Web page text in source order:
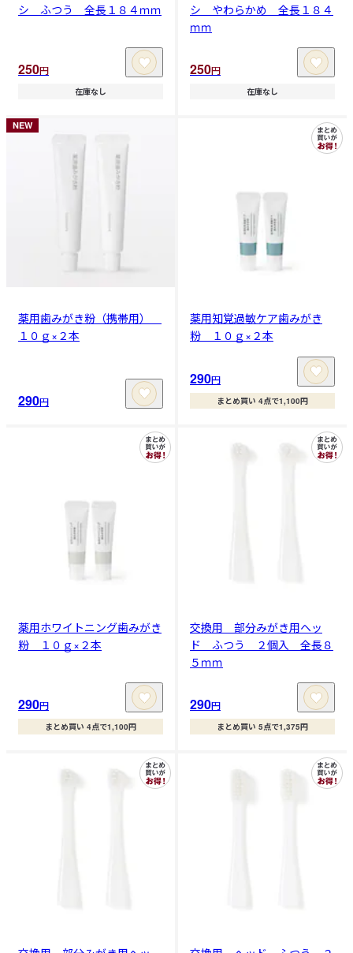
シ ふつう 全長１８４ｍｍ
250円
在庫なし
シ やわらかめ 全長１８４
ｍｍ
250円
在庫なし
NEW
薬用歯みがき粉（携帯用）
１０ｇ×２本
290円
薬用知覚過敏ケア歯みがき
粉 １０ｇ×２本
290円
まとめ買い 4点で1,100円
薬用ホワイトニング歯みがき
粉 １０ｇ×２本
290円
まとめ買い 4点で1,100円
交換用 部分みがき用ヘッ
ド ふつう ２個入 全長８
５ｍｍ
290円
まとめ買い 5点で1,375円